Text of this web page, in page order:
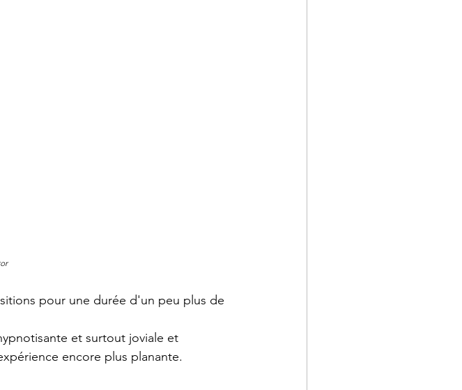
pour une durée d'un peu plus de
et surtout joviale et
encore plus planante.